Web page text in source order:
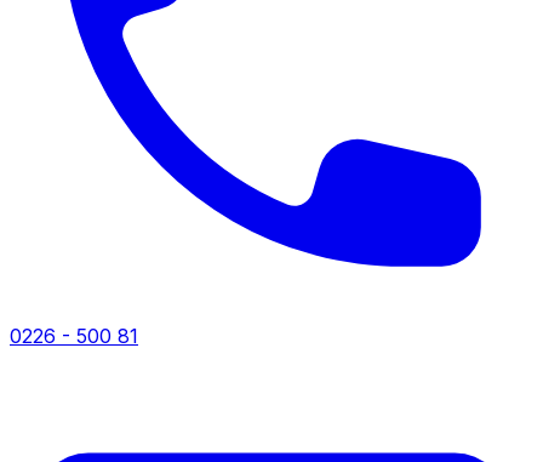
0226 - 500 81